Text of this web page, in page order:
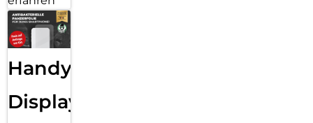
Handy
Displayfolie